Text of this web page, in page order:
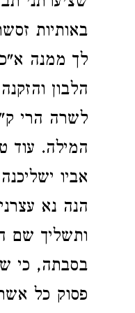
באותיות
לך ממנה
הלבון
לשרה הרי
המילה. עוד
אביו
הנה נא
ותשליך שם
בסבתה, כי
פסוק כל